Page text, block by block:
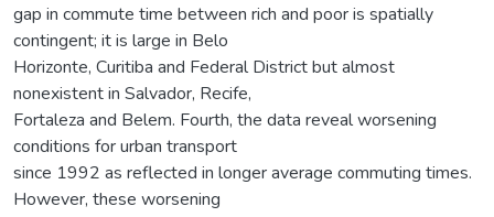
gap in commute time between rich and poor is spatially
contingent; it is large in Belo
Horizonte, Curitiba and Federal District but almost
nonexistent in Salvador, Recife,
Fortaleza and Belem. Fourth, the data reveal worsening
conditions for urban transport
since 1992 as reflected in longer average commuting times.
However, these worsening